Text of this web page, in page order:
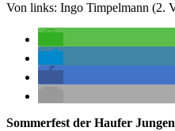
Von links: Ingo Timpelmann (2.
Sommerfest der Haufer